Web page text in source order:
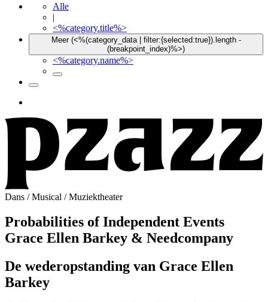
Alle
|
<%category.title%>
Meer (<%(category_data | filter:{selected:true}).length -
(breakpoint_index)%>)
<%category.name%>
Dans /Musical /Muziektheater
Probabilities of Independent Events
Grace Ellen Barkey & Needcompany
De wederopstanding van Grace Ellen
Barkey